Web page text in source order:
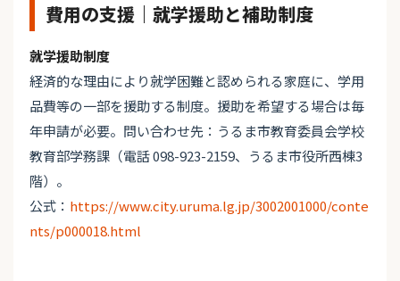
費用の支援｜就学援助と補助制度
就学援助制度
経済的な理由により就学困難と認められる家庭に、学用
品費等の一部を援助する制度。援助を希望する場合は毎
年申請が必要。問い合わせ先：うるま市教育委員会学校
教育部学務課（電話 098-923-2159、うるま市役所西棟3
階）。
公式： https://www.city.uruma.lg.jp/3002001000/conte
nts/p000018.html